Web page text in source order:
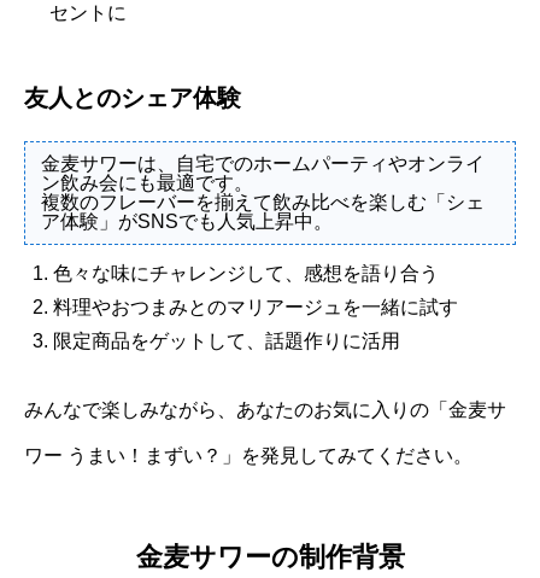
セントに
友人とのシェア体験
金麦サワーは、自宅でのホームパーティやオンライ
ン飲み会にも最適です。
複数のフレーバーを揃えて飲み比べを楽しむ「シェ
ア体験」がSNSでも人気上昇中。
色々な味にチャレンジして、感想を語り合う
料理やおつまみとのマリアージュを一緒に試す
限定商品をゲットして、話題作りに活用
みんなで楽しみながら、あなたのお気に入りの「金麦サ
ワー うまい！まずい？」を発見してみてください。
金麦サワーの制作背景